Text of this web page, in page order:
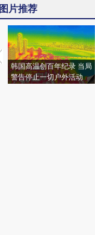
图片推荐
韩国高温创百年纪录 当局
警告停止一切户外活动